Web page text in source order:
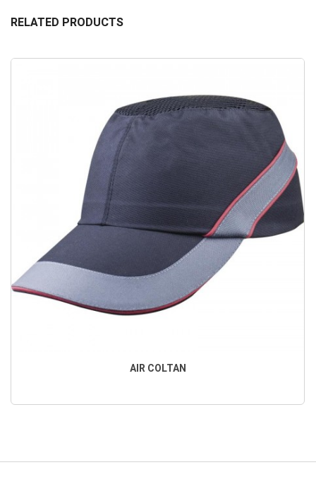
RELATED PRODUCTS
AIR COLTAN